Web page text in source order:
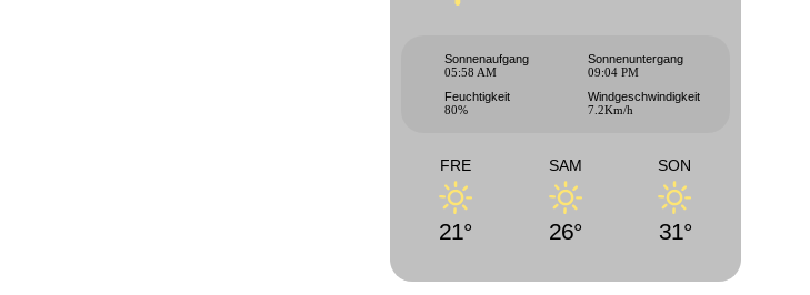
Sonnenaufgang
05:58 AM
Sonnenuntergang
09:04 PM
Feuchtigkeit
80%
Windgeschwindigkeit
7.2Km/h
FRE
21°
SAM
26°
SON
31°